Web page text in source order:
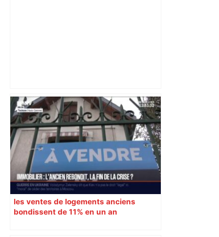
DIRECT. Colère des agriculteurs :
mobilisation agricole à Toulouse ce
samedi, 113 vaches abattues en Ariège
– ladepeche.fr
les ventes de logements anciens
bondissent de 11% en un an